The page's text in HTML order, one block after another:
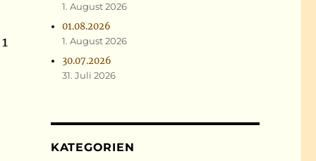
1. August 2026
01.08.2026
1. August 2026
30.07.2026
31. Juli 2026
KATEGORIEN